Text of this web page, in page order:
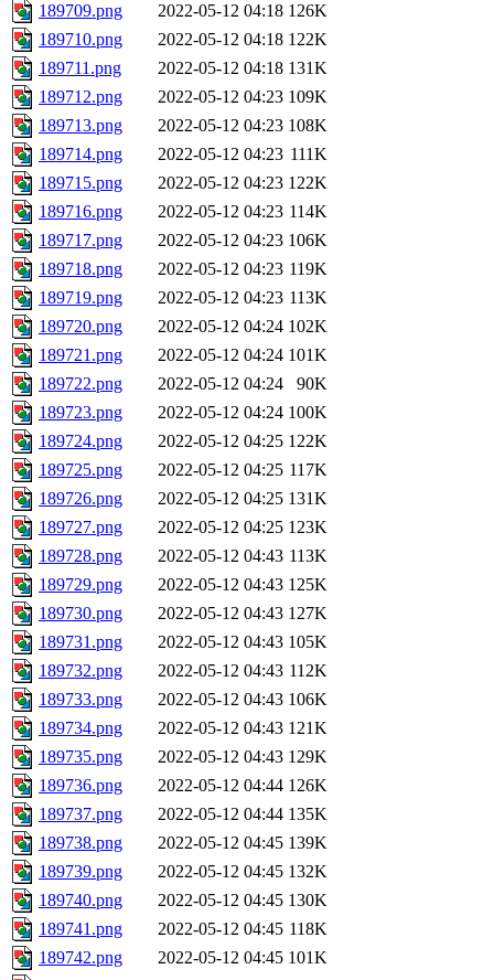
189709.png
2022-05-12 04:18 126K
189710.png
2022-05-12 04:18 122K
189711.png
2022-05-12 04:18 131K
189712.png
2022-05-12 04:23 109K
189713.png
2022-05-12 04:23 108K
189714.png
2022-05-12 04:23 111K
189715.png
2022-05-12 04:23 122K
189716.png
2022-05-12 04:23 114K
189717.png
2022-05-12 04:23 106K
189718.png
2022-05-12 04:23 119K
189719.png
2022-05-12 04:23 113K
189720.png
2022-05-12 04:24 102K
189721.png
2022-05-12 04:24 101K
189722.png
2022-05-12 04:24
90K
189723.png
2022-05-12 04:24 100K
189724.png
2022-05-12 04:25 122K
189725.png
2022-05-12 04:25 117K
189726.png
2022-05-12 04:25 131K
189727.png
2022-05-12 04:25 123K
189728.png
2022-05-12 04:43 113K
189729.png
2022-05-12 04:43 125K
189730.png
2022-05-12 04:43 127K
189731.png
2022-05-12 04:43 105K
189732.png
2022-05-12 04:43 112K
189733.png
2022-05-12 04:43 106K
189734.png
2022-05-12 04:43 121K
189735.png
2022-05-12 04:43 129K
189736.png
2022-05-12 04:44 126K
189737.png
2022-05-12 04:44 135K
189738.png
2022-05-12 04:45 139K
189739.png
2022-05-12 04:45 132K
189740.png
2022-05-12 04:45 130K
189741.png
2022-05-12 04:45 118K
189742.png
2022-05-12 04:45 101K